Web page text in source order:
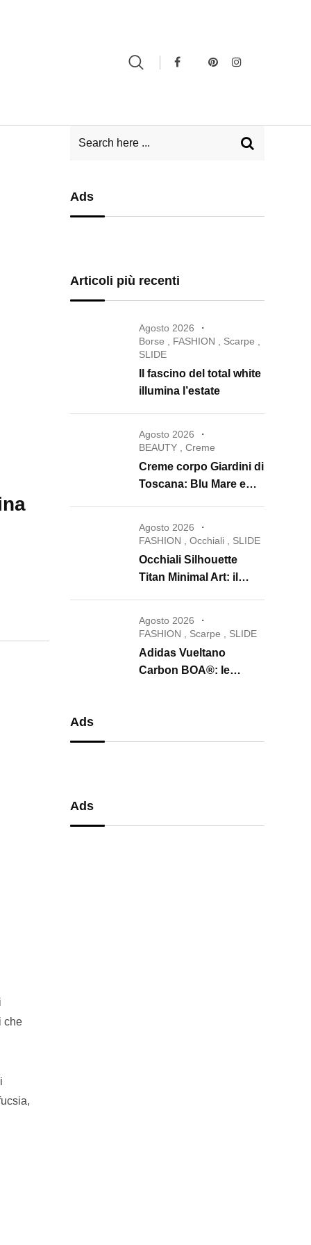
che
Ads
Articoli più recenti
Agosto 2026
Borse
FASHION Scarpe
SLIDE
Il fascino del total white
illumina l’estate
Agosto 2026
BEAUTY
Creme
Creme corpo Giardini di
Toscana: Blu Mare e
di lusso
Agosto 2026
FASHION
Occhiali SLIDE
Occhiali Silhouette
Titan Minimal Art: il
conquista il 2026
Agosto 2026
FASHION
Scarpe SLIDE
Adidas Vueltano
Carbon BOA®: le
precisione
Ads
Ads